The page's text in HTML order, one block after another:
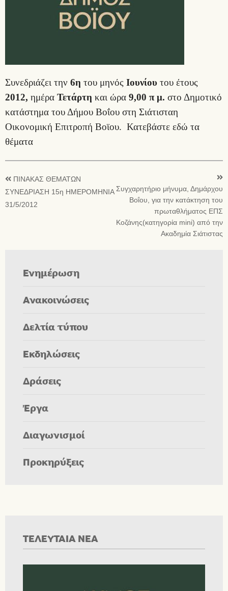
Συνεδριάζει την 6η του μηνός Ιουνίου του έτους
2012, ημέρα Τετάρτη και ώρα 9,00 π μ. στο Δημοτικό
κατάστημα του Δήμου Βοΐου στη Σιάτισταη
Οικονομική Επιτροπή Βοϊου. Κατεβάστε εδώ τα
θέματα
ΠΙΝΑΚΑΣ ΘΕΜΑΤΩΝ
ΣΥΝΕΔΡΙΑΣΗ 15η ΗΜΕΡΟΜΗΝΙΑ
31/5/2012
Συγχαρητήριο μήνυμα, Δημάρχου
Βοΐου, για την κατάκτηση του
πρωταθλήματος ΕΠΣ
Κοζάνης(κατηγορία mini) από την
Ακαδημία Σιάτιστας
Ενημέρωση
Ανακοινώσεις
Δελτία τύπου
Εκδηλώσεις
Δράσεις
Έργα
Διαγωνισμοί
Προκηρύξεις
ΤΕΛΕΥΤΑΙΑ ΝΕΑ